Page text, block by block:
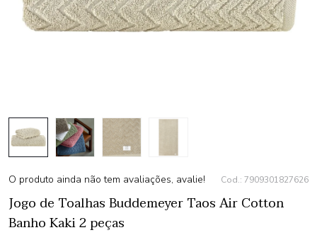
O produto ainda não tem avaliações, avalie! Cod.: 7909301827626
Jogo de Toalhas Buddemeyer Taos Air Cotton
Banho Kaki 2 peças